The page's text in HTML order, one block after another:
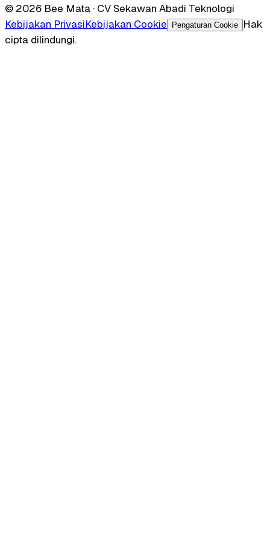
© 2026 Bee Mata · CV Sekawan Abadi Teknologi
Kebijakan PrivasiKebijakan Cookie Pengaturan Cookie
Hak
cipta dilindungi.